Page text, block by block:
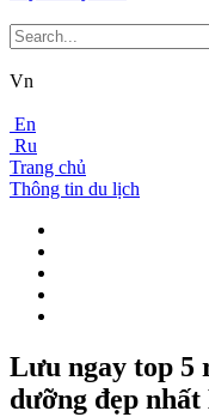
Vn
En
Ru
Trang chủ
Thông tin du lịch
Lưu ngay top 5
dưỡng đẹp nhất